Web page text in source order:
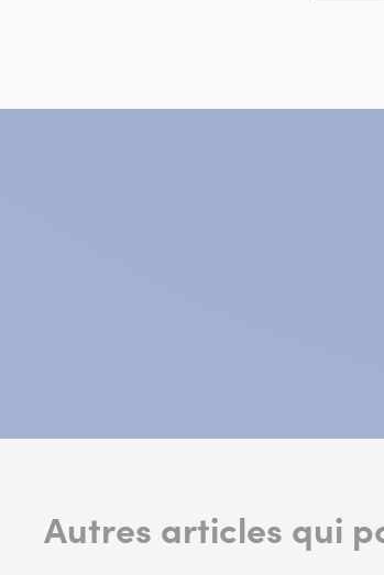
Autres articles qui